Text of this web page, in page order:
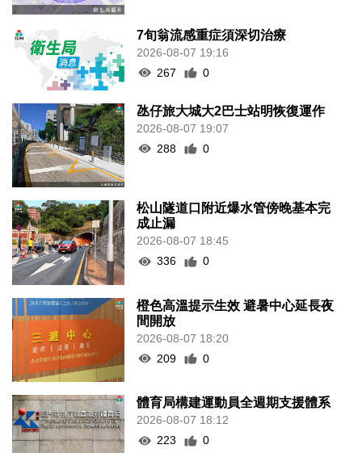
7旬翁流感重症須深切治療
2026-08-07 19:16
267
0
氹仔旅大城大2巴士站明恢復運作
2026-08-07 19:07
288
0
松山隧道口附近爆水管傍晚基本完
成止漏
2026-08-07 18:45
336
0
橙色高溫提示生效 避暑中心延長夜
間開放
2026-08-07 18:20
209
0
體育局構建運動員全週期支援體系
2026-08-07 18:12
223
0